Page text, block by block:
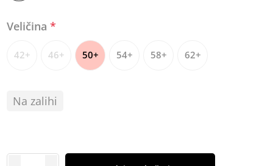
Veličina*
42+ 46+ 50+ 54+ 58+ 62+
Na zalihi